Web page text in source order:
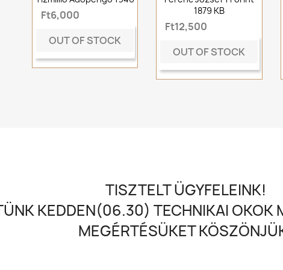
Ft6,000
OUT OF STOCK
1879 KB
Ft12,500
OUT OF STOCK
TISZTELT ÜGYFELEINK!
KEDDEN(06.30) TECHNIKAI OKOK
MEGÉRTÉSÜKET